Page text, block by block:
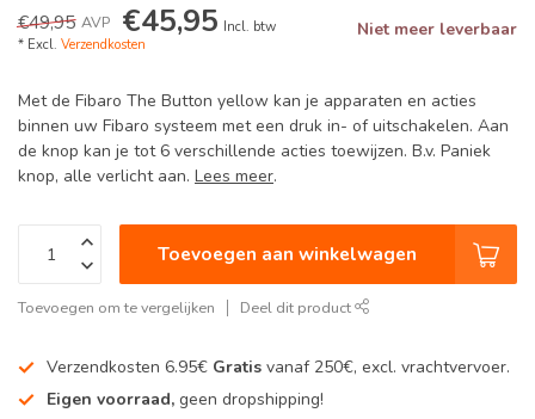
€49,95 AVP €45,95 Incl. btw
* Excl. Verzendkosten
Niet meer leverbaar
Met de Fibaro The Button yellow kan je apparaten en acties
binnen uw Fibaro systeem met een druk in- of uitschakelen. Aan
de knop kan je tot 6 verschillende acties toewijzen. B.v. Paniek
knop, alle verlicht aan. Lees meer.
Toevoegen aan winkelwagen
Toevoegen om te vergelijken Deel dit product
Verzendkosten 6.95€ Gratis vanaf 250€, excl. vrachtvervoer.
Eigen voorraad, geen dropshipping!